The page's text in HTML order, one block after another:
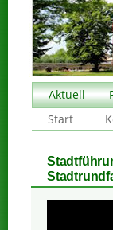
Aktuell
Start